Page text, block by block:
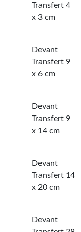
Transfert 4
x 3 cm
Devant
Transfert 9
x 6 cm
Devant
Transfert 9
x 14 cm
Devant
Transfert 14
x 20 cm
Devant